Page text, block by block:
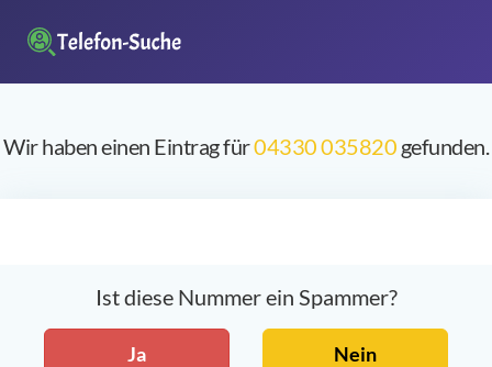
Wir haben einen Eintrag für04330 035820 gefunden.
Ist diese Nummer ein Spammer?
Ja Nein